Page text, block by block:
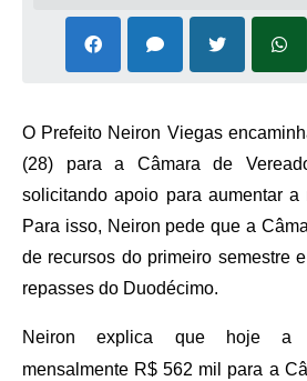
A Prefeitura
Arquivos para Download
Gabinetes e Secretarias
O Prefeito Neiron Viegas
(28) para a Câmara de
solicitando apoio para aumentar a
Para isso, Neiron pede que a
de recursos do primeiro semestre
repasses do Duodécimo.
Neiron explica que hoje a
mensalmente R$ 562 mil para a